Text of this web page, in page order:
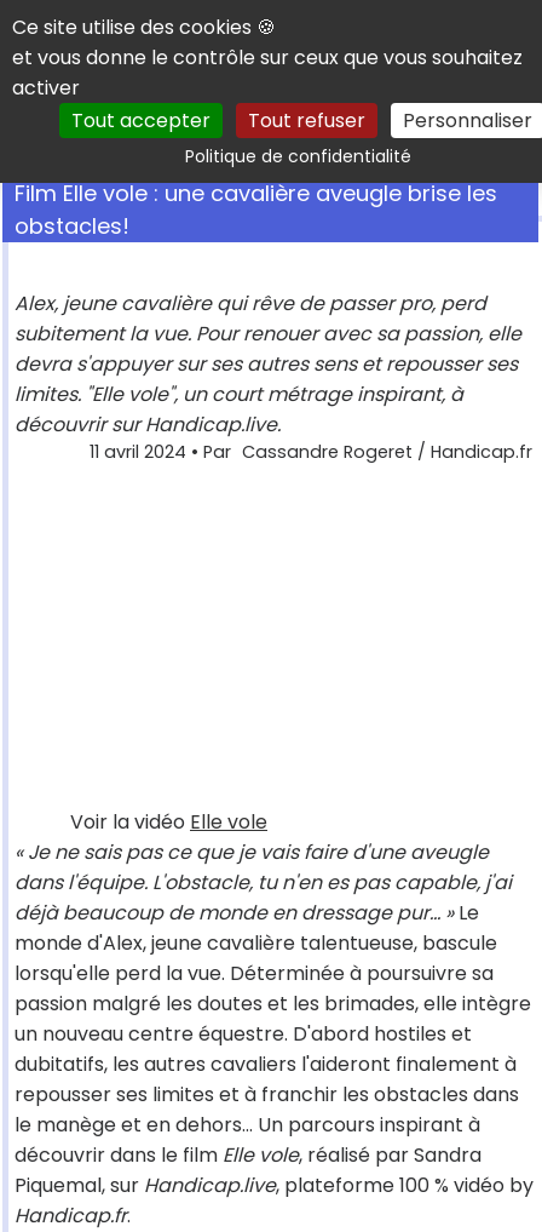
Panneau de gestion des cookies
Ce site utilise des cookies 🍪
et vous donne le contrôle sur ceux que vous souhaitez
activer
Tout accepter
Tout refuser Personnaliser
Politique de confidentialitéRechercher
Film Elle vole : une cavalière aveugle brise les
obstacles!
Alex, jeune cavalière qui rêve de passer pro, perd
subitement la vue. Pour renouer avec sa passion, elle
devra s'appuyer sur ses autres sens et repousser ses
limites. "Elle vole", un court métrage inspirant, à
découvrir sur Handicap.live.
11 avril 2024 • Par Cassandre Rogeret / Handicap.fr
Voir la vidéo Elle vole
« Je ne sais pas ce que je vais faire d'une aveugle
dans l'équipe. L'obstacle, tu n'en es pas capable, j'ai
déjà beaucoup de monde en dressage pur... »Le
monde d'Alex, jeune cavalière talentueuse, bascule
lorsqu'elle perd la vue. Déterminée à poursuivre sa
passion malgré les doutes et les brimades, elle intègre
un nouveau centre équestre. D'abord hostiles et
dubitatifs, les autres cavaliers l'aideront finalement à
repousser ses limites et à franchir les obstacles dans
le manège et en dehors... Un parcours inspirant à
découvrir dans le film Elle vole, réalisé par Sandra
Piquemal, sur Handicap.live, plateforme 100 % vidéo by
Handicap.fr.